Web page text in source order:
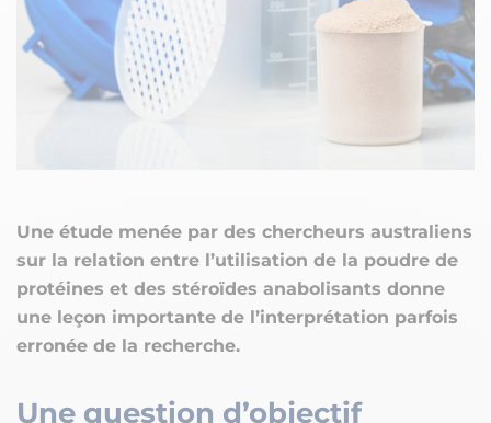
Une étude menée par des chercheurs australiens
sur la relation entre l’utilisation de la poudre de
protéines et des stéroïdes anabolisants donne
une leçon importante de l’interprétation parfois
erronée de la recherche.
Une question d’objectif